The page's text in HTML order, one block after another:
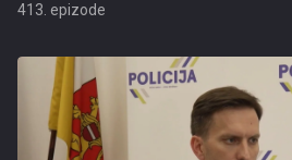
413. epizode